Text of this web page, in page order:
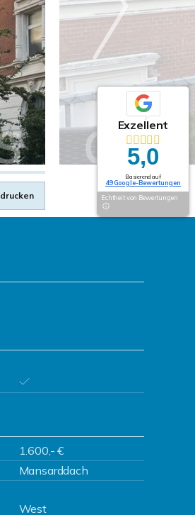
drucken
1.600,- €
Mansarddach
West
Exzellent
5,0
Basierend auf
49 Google-Bewertungen
Echtheit von Bewertungen